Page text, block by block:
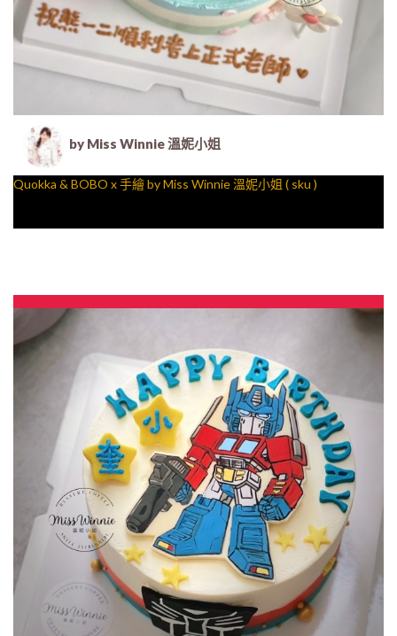
by Miss Winnie 溫妮小姐
Quokka & BOBO x 手繪 by Miss Winnie 溫妮小姐 ( sku )